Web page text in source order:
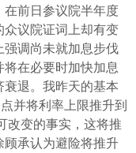
前日参议院半年度
议院证词上却有变
调尚未就加息步伐
在必要时加快加息
退。我昨天的基本
并将利率上限推升到
改变的事实，这将推
承认为避险将推升